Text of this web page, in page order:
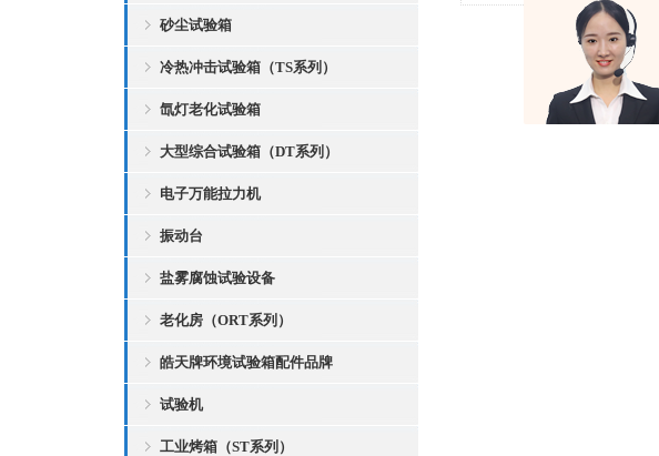
砂尘试验箱
冷热冲击试验箱（TS系列）
氙灯老化试验箱
大型综合试验箱（DT系列）
电子万能拉力机
振动台
盐雾腐蚀试验设备
老化房（ORT系列）
皓天牌环境试验箱配件品牌
试验机
工业烤箱（ST系列）